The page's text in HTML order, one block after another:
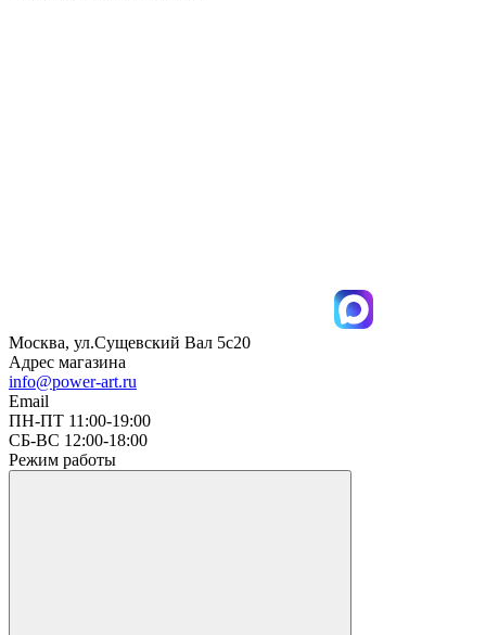
Москва, ул.Сущевский Вал 5с20
Адрес магазина
info@power-art.ru
Email
ПН-ПТ 11:00-19:00
СБ-ВС 12:00-18:00
Режим работы